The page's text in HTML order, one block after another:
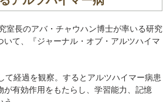
室長のアバ・チャウハン博士が率いる研究
て、『ジャーナル・オブ・アルツハイマ
経過を観察。するとアルツハイマー病患
有効作用をもたらし、学習能力、記憶